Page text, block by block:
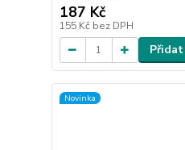
187 Kč
155 Kč bez DPH
Novinka